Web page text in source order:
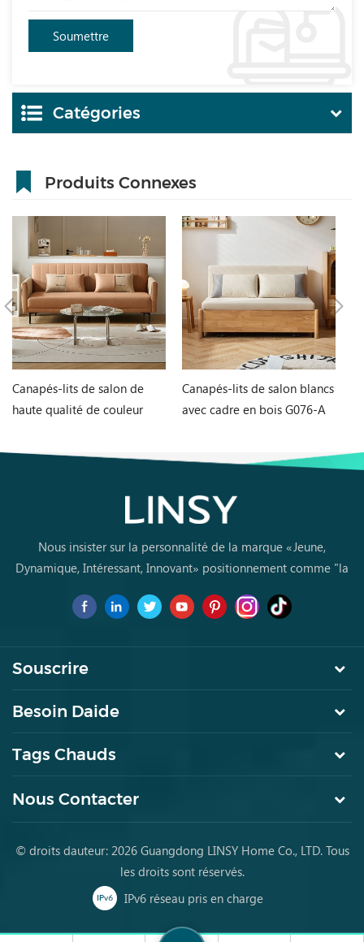
Catégories
Produits Connexes
Canapés-lits de salon de
haute qualité de couleur
Canapés-lits de salon blancs
avec cadre en bois G076-A
Nous insister sur la personnalité de la marque «Jeune,
Dynamique, Intéressant, Innovant» positionnement comme "la
pour la première fois
Souscrire
Besoin Daide
Tags Chauds
Nous Contacter
© droits dauteur: 2026 Guangdong LINSY Home Co., LTD. Tous
les droits sont réservés.
IPv6 réseau pris en charge